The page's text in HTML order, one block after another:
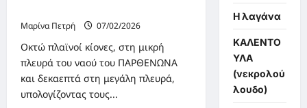
Μαρίνα Πετρή
07/02/2026
Οκτώ πλαϊνοί κίονες, στη μικρή
πλευρά του ναού του ΠΑΡΘΕΝΩΝΑ
και δεκαεπτά στη μεγάλη πλευρά,
υπολογίζοντας τους...
Η λαγάνα
ΚΑΛΕΝΤΟ
ΥΛΑ
(νεκρολού
λουδο)